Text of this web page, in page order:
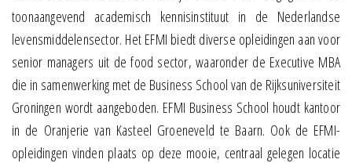
toonaangevend academisch kennisinstituut in de Nederlandse
levensmiddelensector. Het EFMI biedt diverse opleidingen aan voor
senior managers uit de food sector, waaronder de Executive MBA
die in samenwerking met de Business School van de Rijksuniversiteit
Groningen wordt aangeboden. EFMI Business School houdt kantoor
in de Oranjerie van Kasteel Groeneveld te Baarn. Ook de EFMI-
opleidingen vinden plaats op deze mooie, centraal gelegen locatie